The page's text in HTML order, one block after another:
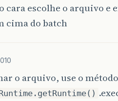
escolhe o arquivo e
cima do batch
o arquivo, use o método